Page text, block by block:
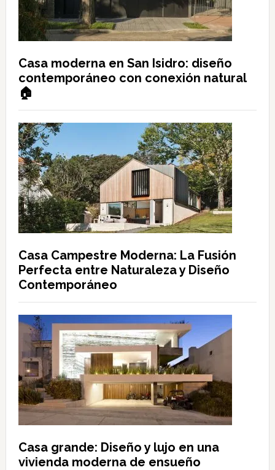
Casa moderna en San Isidro: diseño
contemporáneo con conexión natural
🏠
Casa Campestre Moderna: La Fusión
Perfecta entre Naturaleza y Diseño
Contemporáneo
Casa grande: Diseño y lujo en una
vivienda moderna de ensueño